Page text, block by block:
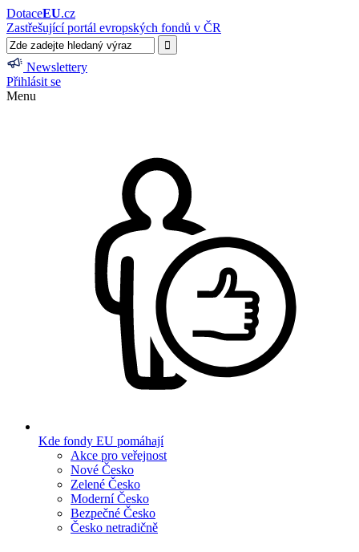
DotaceEU.cz
Zastřešující portál evropských fondů v ČR
Newslettery
Přihlásit se
Menu
Kde fondy EU pomáhají
Akce pro veřejnost
Nové Česko
Zelené Česko
Moderní Česko
Bezpečné Česko
Česko netradičně